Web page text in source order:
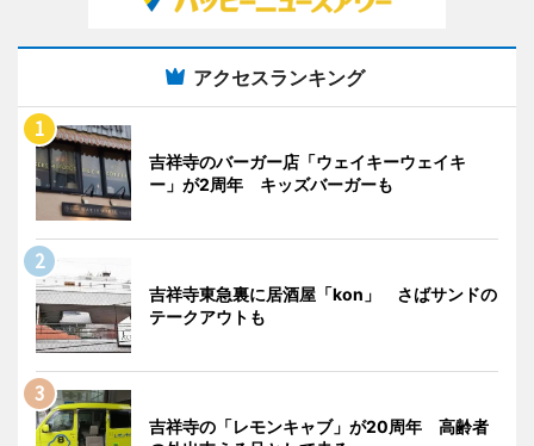
アクセスランキング
吉祥寺のバーガー店「ウェイキーウェイキ
ー」が2周年 キッズバーガーも
吉祥寺東急裏に居酒屋「kon」 さばサンドの
テークアウトも
吉祥寺の「レモンキャブ」が20周年 高齢者